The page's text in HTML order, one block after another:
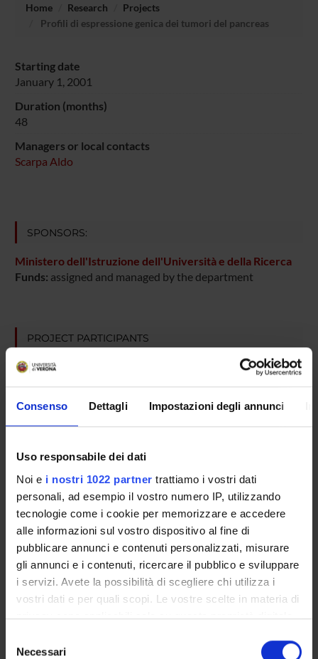
Consenso Dettagli Impostazioni degli annunci
Uso responsabile dei dati
Noi e i nostri 1022 partner trattiamo i vostri dati
personali, ad esempio il vostro numero IP, utilizzando
tecnologie come i cookie per memorizzare e accedere
alle informazioni sul vostro dispositivo al fine di
pubblicare annunci e contenuti personalizzati, misurare
gli annunci e i contenuti, ricercare il pubblico e sviluppare
i servizi. Avete la possibilità di scegliere chi utilizza i
vostri dati e per quali scopi. Le vostre scelte in materia di
privacy sono applicabili solo su questa proprietà digitale
modificare o revocare il proprio consenso in qualsiasi
delNecessari
Home Research
Projects
Profili di espressione genica dei tumori del pancreas
Starting date
January 1, 2001
Duration (months)
48
Managers or local contacts
Scarpa Aldo
SPONSORS:
Ministero dell'Istruzione dell'Università e della Ricerca
Funds: assigned and managed by the department
PROJECT PARTICIPANTS
Aldo Scarpa
Pathological Anatomy Section
ACTIVITIES
RESEARCH AREAS